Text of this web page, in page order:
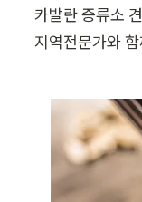
카발란 증류소
지역전문가와